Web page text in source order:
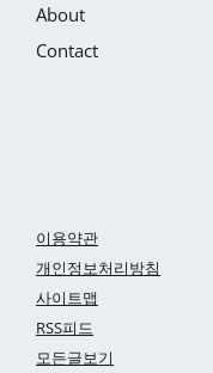
About
Contact
이용약관
개인정보처리방침
사이트맵
RSS피드
모든글보기